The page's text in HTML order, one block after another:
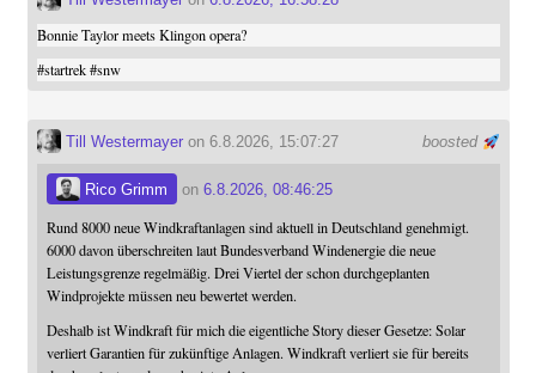
Bonnie Taylor meets Klingon opera?
#startrek #snw
boosted
Till Westermayeron 6.8.2026, 15:07:27
Rico Grimm on 6.8.2026, 08:46:25
Rund 8000 neue Windkraftanlagen sind aktuell in Deutschland genehmigt.
6000 davon überschreiten laut Bundesverband Windenergie die neue
Leistungsgrenze regelmäßig. Drei Viertel der schon durchgeplanten
Windprojekte müssen neu bewertet werden.
Deshalb ist Windkraft für mich die eigentliche Story dieser Gesetze: Solar
verliert Garantien für zukünftige Anlagen. Windkraft verliert sie für bereits